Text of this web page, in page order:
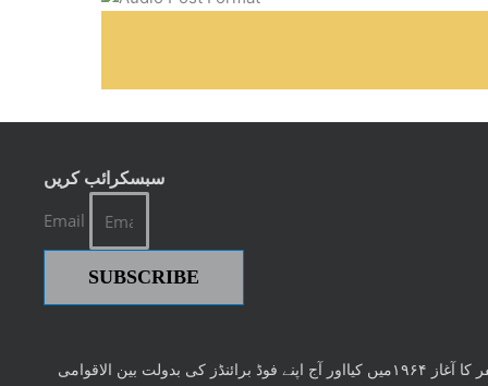
سبسکرائب کریں
Email
SUBSCRIBE
شیزان نے اپنے سفر کا آغاز ۱۹۶۴میں کیااور آج اپنے فوڈ برائنڈز کی بدولت بین الاقوامی